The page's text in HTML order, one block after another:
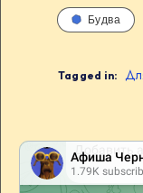
Будва
Tagged in: